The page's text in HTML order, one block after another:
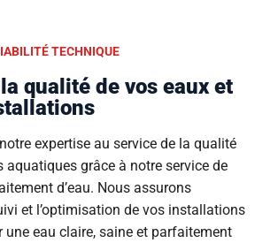
TECHNIQUE
qualité de vos eaux et
expertise au service de la qualité
aquatiques grâce à notre service de
d’eau. Nous assurons
et l’optimisation de vos installations
une eau claire, saine et parfaitement